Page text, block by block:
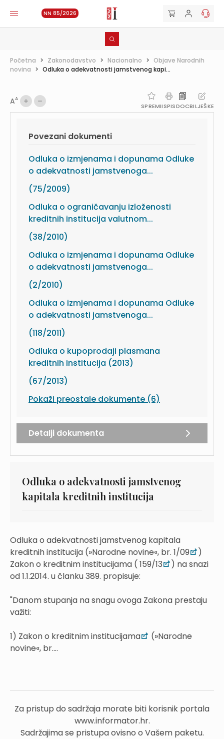
NN 85/2026
Početna > Zakonodavstvo > Nacionalno > Objave Narodnih
novina > Odluka o adekvatnosti jamstvenog kapi...
AA
SPREMIISPISDOCBILJEŠKE
Povezani dokumenti
Odluka o izmjenama i dopunama Odluke
o adekvatnosti jamstvenoga...
(75/2009)
Odluka o ograničavanju izloženosti
kreditnih institucija valutnom...
(38/2010)
Odluka o izmjenama i dopunama Odluke
o adekvatnosti jamstvenoga...
(2/2010)
Odluka o izmjenama i dopunama Odluke
o adekvatnosti jamstvenoga...
(118/2011)
Odluka o kupoprodaji plasmana
kreditnih institucija (2013)
(67/2013)
Pokaži preostale dokumente (6)
Detalji dokumenta
Odluka o adekvatnosti jamstvenog
kapitala kreditnih institucija
Odluka o adekvatnosti jamstvenog kapitala
kreditnih institucija (»Narodne novine«, br. 1/09
)
Zakon o kreditnim institucijama ( 159/13
) na snazi
od 1.1.2014. u članku 389. propisuje:
"Danom stupanja na snagu ovoga Zakona prestaju
važiti:
1) Zakon o kreditnim institucijama
(»Narodne
novine«, br....
Za pristup do sadržaja morate biti korisnik portala
www.informator.hr.
Sadržajima se pristupa ovisno o Vašem paketu.